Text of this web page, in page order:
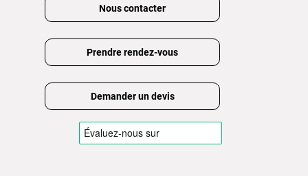
Nous contacter
Prendre rendez-vous
Demander un devis